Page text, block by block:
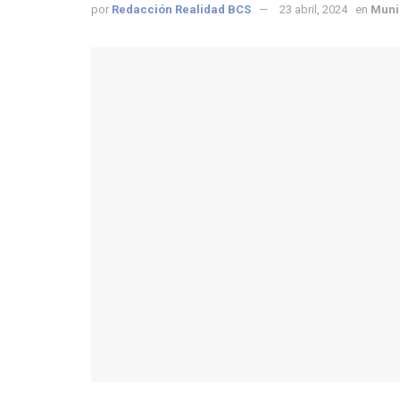
por Redacción Realidad BCS 23 abril, 2024 en